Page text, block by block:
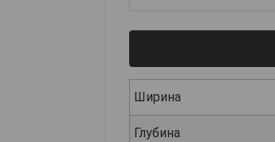
Ширина
Глубина